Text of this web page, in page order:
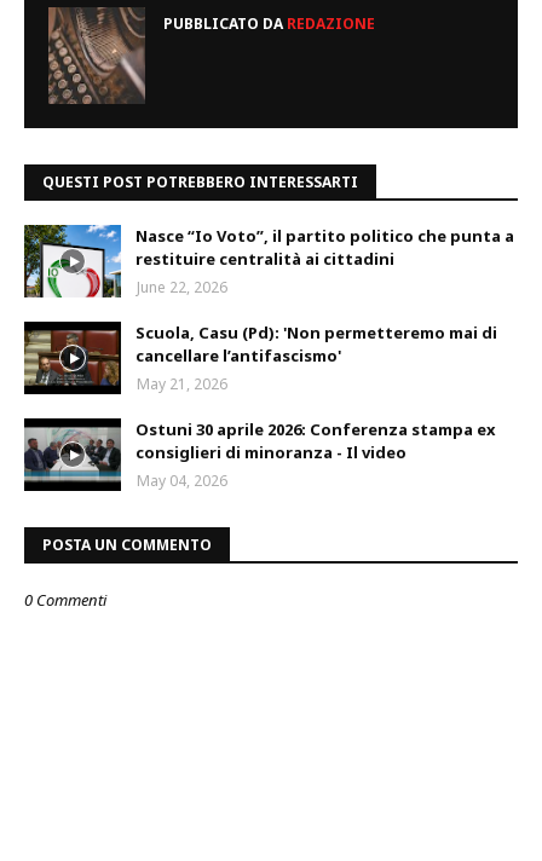
PUBBLICATO DAREDAZIONE
QUESTI POST POTREBBERO INTERESSARTI
Nasce “Io Voto”, il partito politico che punta a
restituire centralità ai cittadini
June 22, 2026
Scuola, Casu (Pd): 'Non permetteremo mai di
cancellare l’antifascismo'
May 21, 2026
Ostuni 30 aprile 2026: Conferenza stampa ex
consiglieri di minoranza - Il video
May 04, 2026
POSTA UN COMMENTO
0 Commenti